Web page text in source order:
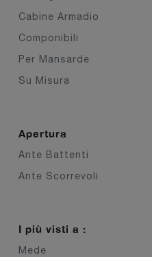
Cabine Armadio
Componibili
Per Mansarde
Su Misura
Apertura
Ante Battenti
Ante Scorrevoli
I più visti a :
Mede